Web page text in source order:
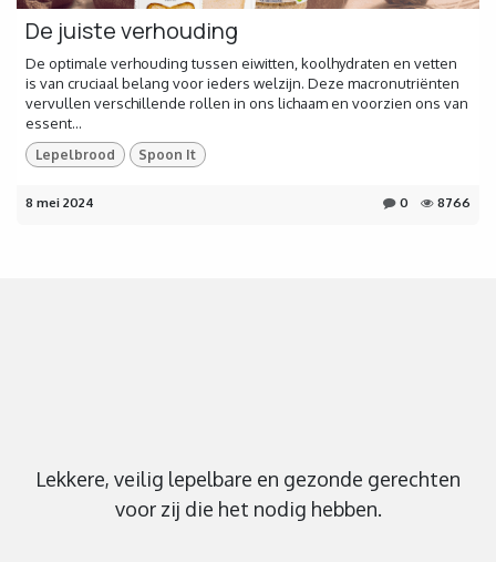
De juiste verhouding
De optimale verhouding tussen eiwitten, koolhydraten en vetten
is van cruciaal belang voor ieders welzijn. Deze macronutriënten
vervullen verschillende rollen in ons lichaam en voorzien ons van
essent...
Lepelbrood Spoon It
8 mei 2024 0 8766
Lekkere, veilig lepelbare en gezonde gerechten
voor zij die het nodig hebben.